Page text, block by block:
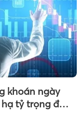
khoán ngày
tỷ trọng đòn